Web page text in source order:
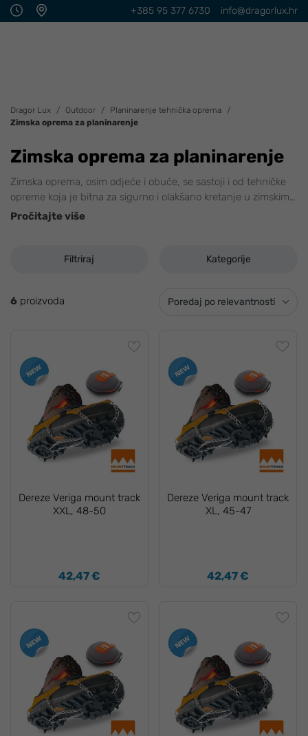
info@dragorlux.hr
+385 95 377 6730
Dragor Lux Outdoor
Planinarenje tehnička oprema
Zimska oprema za planinarenje
Zimska oprema za planinarenje
Zimska oprema, osim odjeće i obuće, se sastoji i od tehničke
opreme koja je bitna za sigurno i olakšano kretanje u zimskim…
Pročitajte više
Filtriraj Kategorije
6 proizvoda Poredaj po relevantnosti
Dereze Veriga mount track
XXL, 48-50
42,47 €
Dereze Veriga mount track
XL, 45-47
42,47 €